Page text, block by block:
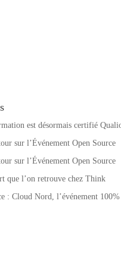
est désormais certifié
sur l’Événement Open Source
sur l’Événement Open Source
que l’on retrouve chez Think
: Cloud Nord, l’événement